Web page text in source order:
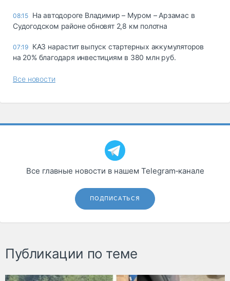
08:15 На автодороге Владимир – Муром – Арзамас в
Судогодском районе обновят 2,8 км полотна
07:19 КАЗ нарастит выпуск стартерных аккумуляторов
на 20% благодаря инвестициям в 380 млн руб.
Все новости
Все главные новости в нашем Telegram‑канале
ПОДПИСАТЬСЯ
Публикации по теме